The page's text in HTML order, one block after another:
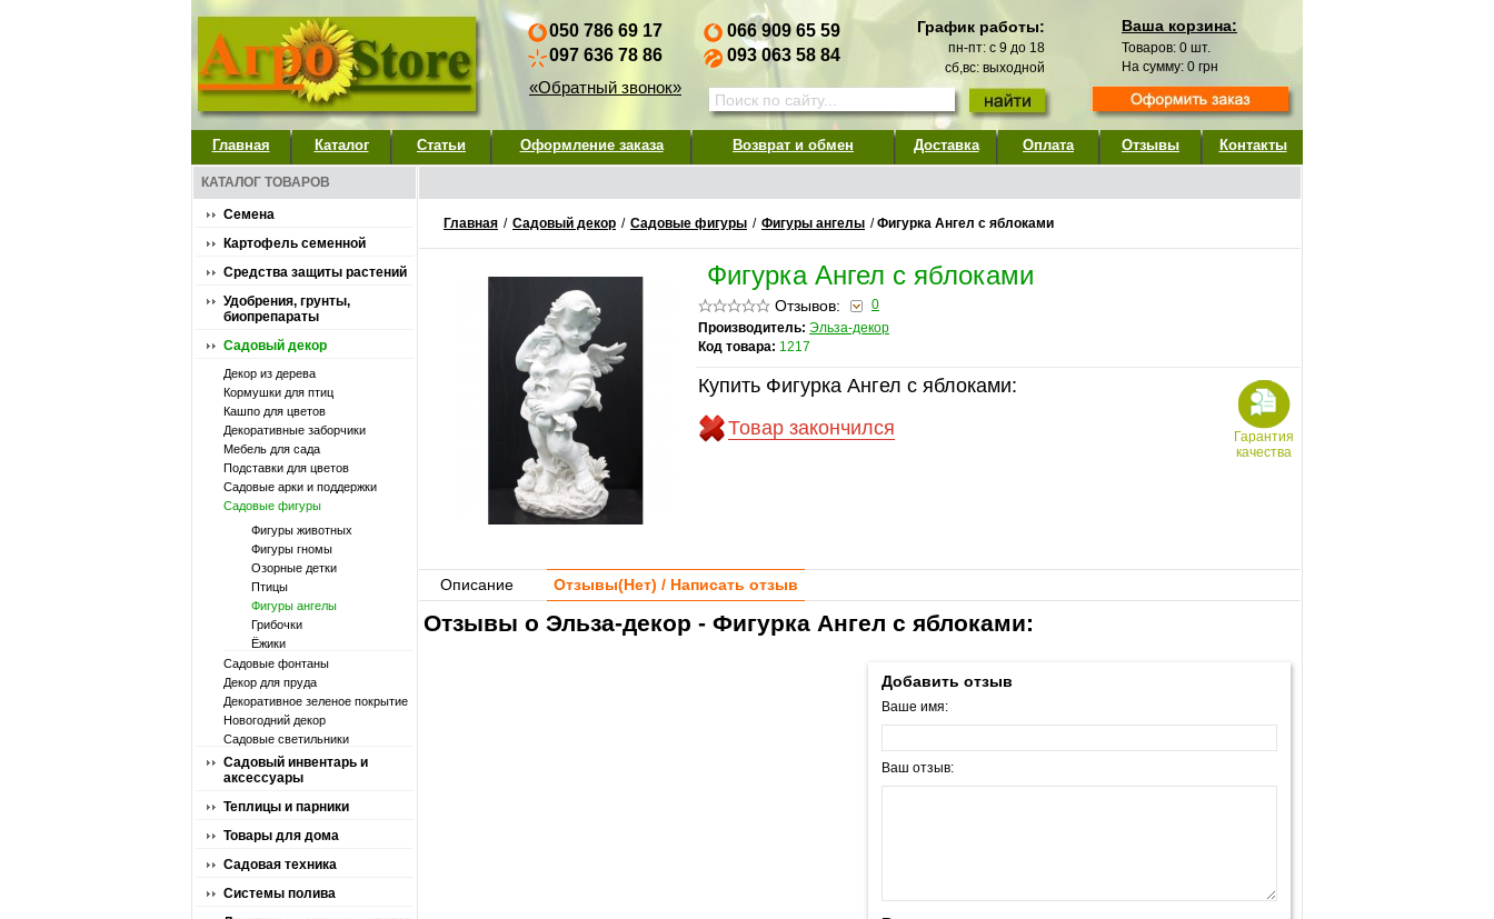
050 786 69 17
097 636 78 86
«Обратный звонок»
066 909 65 59
093 063 58 84
График работы:
пн-пт: с 9 до 18
сб,вс: выходной
Ваша корзина:
Товаров: 0 шт.
На сумму: 0 грн
Главная Каталог Статьи Оформление заказа Возврат и обмен Доставка Оплата Отзывы Контакты
КАТАЛОГ ТОВАРОВ
Семена
Картофель семенной
Средства защиты растений
Удобрения, грунты,
биопрепараты
Садовый декор
Декор из дерева
Кормушки для птиц
Кашпо для цветов
Декоративные заборчики
Мебель для сада
Подставки для цветов
Садовые арки и поддержки
Садовые фигуры
Фигуры животных
Фигуры гномы
Озорные детки
Птицы
Фигуры ангелы
Грибочки
Ёжики
Садовые фонтаны
Декор для пруда
Декоративное зеленое покрытие
Новогодний декор
Садовые светильники
Садовый инвентарь и
аксессуары
Теплицы и парники
Товары для дома
Садовая техника
Системы полива
Главная / Садовый декор / Садовые фигуры / Фигуры ангелы /Фигурка Ангел с яблоками
Фигурка Ангел с яблоками
Отзывов:
0
Производитель: Эльза-декор
Код товара: 1217
Купить Фигурка Ангел с яблоками:
Товар закончился
Гарантия
качества
Описание Отзывы(Нет) / Написать отзыв
Отзывы о Эльза-декор - Фигурка Ангел с яблоками:
Добавить отзыв
Ваше имя:
Ваш отзыв: